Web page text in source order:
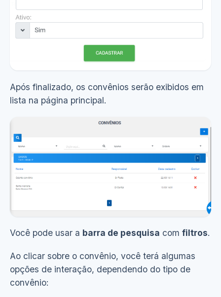
Após finalizado, os convênios serão exibidos em
lista na página principal.
Você pode usar a barra de pesquisa com filtros.
Ao clicar sobre o convênio, você terá algumas
opções de interação, dependendo do tipo de
convênio: